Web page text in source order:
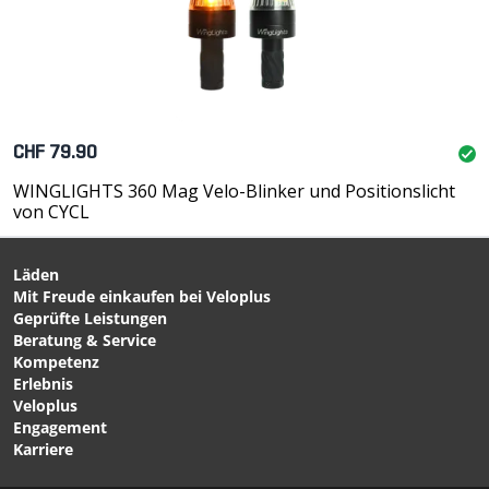
CHF 79.90
WINGLIGHTS 360 Mag Velo-Blinker und Positionslicht
von CYCL
Läden
Mit Freude einkaufen bei Veloplus
Geprüfte Leistungen
Beratung & Service
Kompetenz
Erlebnis
Veloplus
Engagement
Karriere